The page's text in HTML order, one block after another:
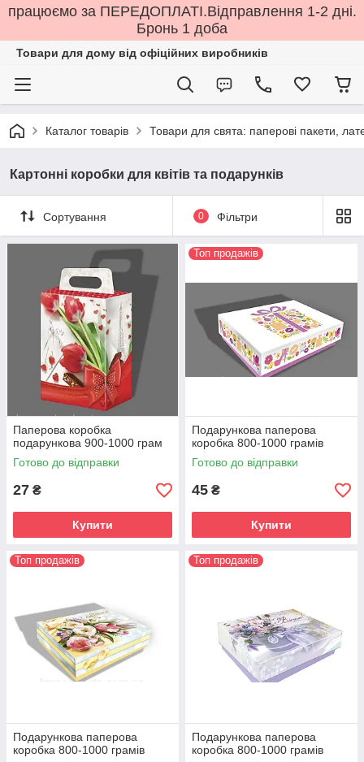
працюємо за ПЕРЕДОПЛАТІ.Відправлення 1-2 дні.
Бронь 1 доба
Товари для дому від офіційних виробників
Каталог товарів Товари для свята: паперові пакети,
Картонні коробки для квітів та подарунків
Сортування 0 Фільтри
Паперова коробка
подарункова 900-1000 грам
Готово до відправки
27 ₴
Купити
Топ продажів
Подарункова паперова
коробка 800-1000 грамів
Готово до відправки
45 ₴
Купити
Топ продажів
Подарункова паперова
коробка 800-1000 грамів
Топ продажів
Подарункова паперова
коробка 800-1000 грамів